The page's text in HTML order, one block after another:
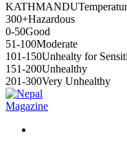
KATHMANDU
300+Hazardous
0-50Good
51-100Moderate
101-150Unhealty for
151-200Unhealthy
201-300Very Unhealthy